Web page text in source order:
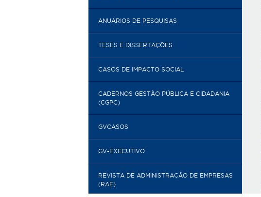
ANUÁRIOS DE PESQUISAS
TESES E DISSERTAÇÕES
CASOS DE IMPACTO SOCIAL
CADERNOS GESTÃO PÚBLICA E CIDADANIA
(CGPC)
GVCASOS
GV-EXECUTIVO
REVISTA DE ADMINISTRAÇÃO DE EMPRESAS
(RAE)